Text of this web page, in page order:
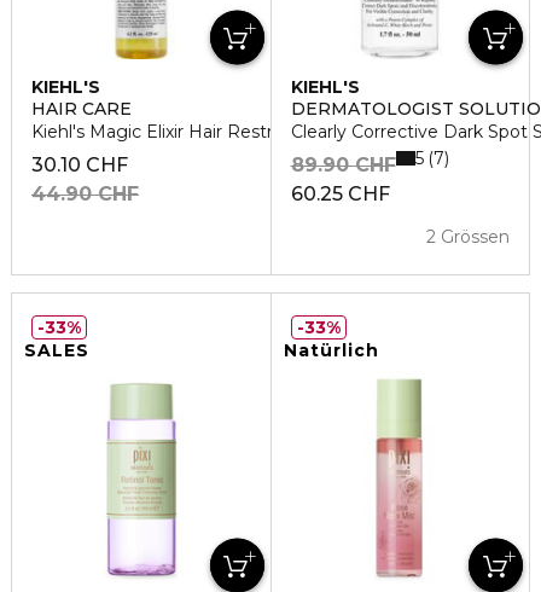
KIEHL'S
HAIR CARE
Kiehl's Magic Elixir Hair Restructuring Concentrate
30.10 CHF
44.90 CHF
KIEHL'S
DERMATOLOGIST
Clearly Corrective Dark Spot
60.25 CHF
89.90 CHF
2 Grössen
5 7
SALES
33%
Natürlich
33%